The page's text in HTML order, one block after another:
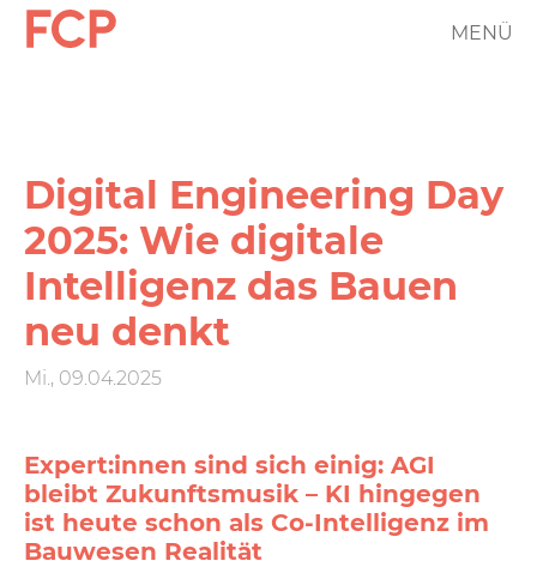
Direkt
zumFCP
Logo
MENÜ
Digital Engineering Day
2025: Wie digitale
Intelligenz das Bauen
neu denkt
Mi., 09.04.2025
Expert:innen sind sich einig: AGI
bleibt Zukunftsmusik – KI hingegen
ist heute schon als Co-Intelligenz im
Bauwesen Realität